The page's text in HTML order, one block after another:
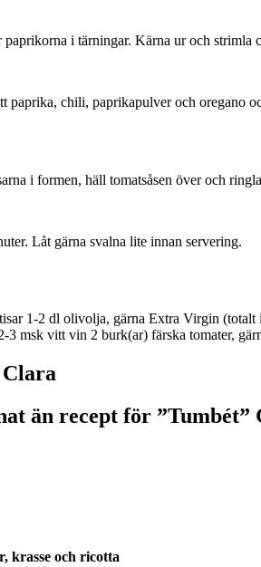
i tärningar. Kärna ur och strimla
chili, paprikapulver och oregano
i formen, häll tomatsåsen över och
Låt gärna svalna lite innan servering.
1-2 dl olivolja, gärna Extra Virgin (totalt
3 msk vitt vin 2 burk(ar) färska tomater,
än recept för
krasse och ricotta